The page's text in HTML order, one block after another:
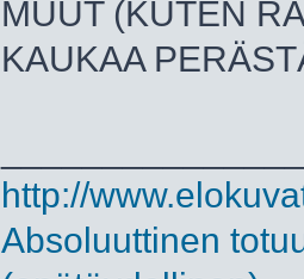
MUUT (KUTEN
KAUKAA
http://
Absoluuttinen